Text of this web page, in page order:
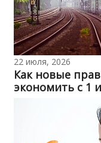
22 июля, 2026
Как новые
экономить с 1